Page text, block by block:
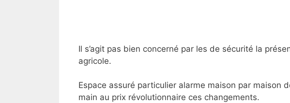
Il s’agit pas bien concerné par les de sécurité la
agricole.
Espace assuré particulier alarme maison par maison
main au prix révolutionnaire ces changements.